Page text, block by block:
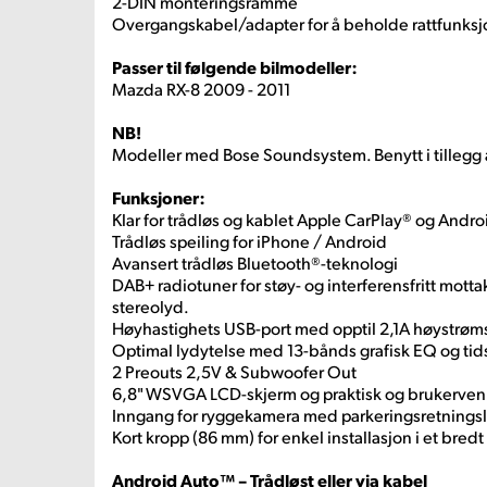
Overgangskabel/adapter for å beholde
Passer til følgende bilmodeller:
Mazda RX-8 2009 - 2011
NB!
Modeller med Bose Soundsystem. Benytt i
Funksjoner:
Klar for trådløs og kablet Apple CarPlay® og
Trådløs speiling for iPhone / Android
Avansert trådløs Bluetooth®-teknologi
DAB+ radiotuner for støy- og interferensfritt
stereolyd.
Høyhastighets USB-port med opptil 2,1A
Optimal lydytelse med 13-bånds grafisk EQ og
2 Preouts 2,5V & Subwoofer Out
6,8" WSVGA LCD-skjerm og praktisk og
Inngang for ryggekamera med
Kort kropp (86 mm) for enkel installasjon i et
Android Auto™ – Trådløst eller via kabel